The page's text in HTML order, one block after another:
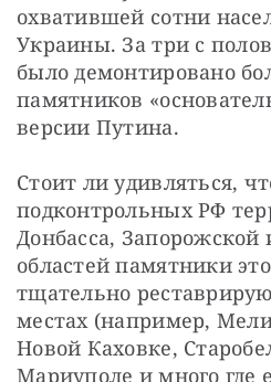
охватившей сотни
Украины. За три с
было демонтировано
памятников
версии Путина.
Стоит ли удивляться,
подконтрольных РФ
Донбасса, Запорожской
областей памятники
тщательно
местах (например,
Новой Каховке,
Мариуполе и много где